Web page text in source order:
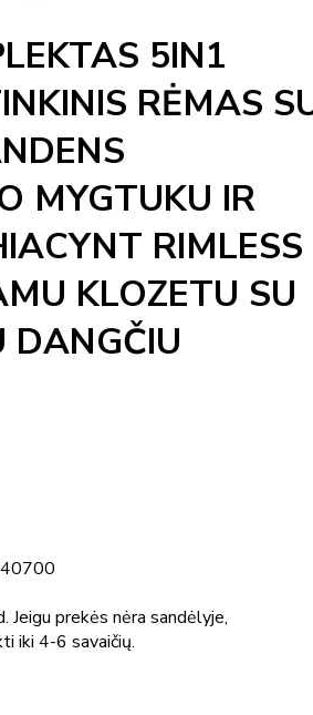
5IN1
RĖMAS
MYGTUKU IR
RIMLESS
KLOZETU SU
DANGČIU
prekės nėra sandėlyje,
iki 4-6 savaičių.